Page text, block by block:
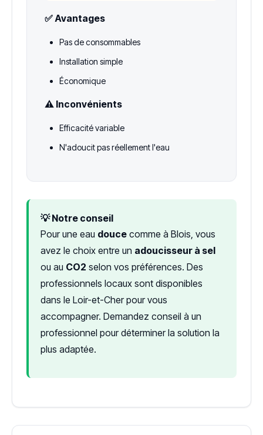
✅ Avantages
Pas de consommables
Installation simple
Économique
⚠️ Inconvénients
Efficacité variable
N'adoucit pas réellement l'eau
💡 Notre conseil
Pour une eau douce comme à Blois, vous
avez le choix entre un adoucisseur à sel
ou au CO2 selon vos préférences. Des
professionnels locaux sont disponibles
dans le Loir-et-Cher pour vous
accompagner. Demandez conseil à un
professionnel pour déterminer la solution la
plus adaptée.